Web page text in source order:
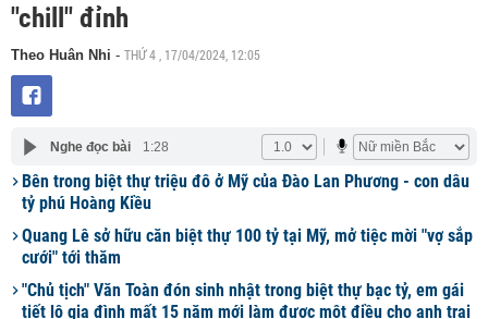
"chill" đỉnh
Theo Huân Nhi - THỨ 4 , 17/04/2024, 12:05
Nghe đọc bài 1:28
Bên trong biệt thự triệu đô ở Mỹ của Đào Lan Phương - con dâu
tỷ phú Hoàng Kiều
Quang Lê sở hữu căn biệt thự 100 tỷ tại Mỹ, mở tiệc mời "vợ sắp
cưới" tới thăm
"Chủ tịch" Văn Toàn đón sinh nhật trong biệt thự bạc tỷ, em gái
tiết lộ gia đình mất 15 năm mới làm được một điều cho anh trai